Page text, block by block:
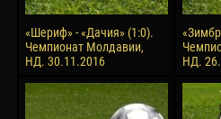
«Шериф» - «Дачия» (1:0).
Чемпионат Молдавии,
НД. 30.11.2016
НД.